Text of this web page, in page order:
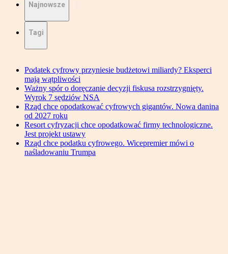
Najnowsze
Tagi
Podatek cyfrowy przyniesie budżetowi miliardy? Eksperci
mają wątpliwości
Ważny spór o doręczanie decyzji fiskusa rozstrzygnięty.
Wyrok 7 sędziów NSA
Rząd chce opodatkować cyfrowych gigantów. Nowa danina
od 2027 roku
Resort cyfryzacji chce opodatkować firmy technologiczne.
Jest projekt ustawy
Rząd chce podatku cyfrowego. Wicepremier mówi o
naśladowaniu Trumpa